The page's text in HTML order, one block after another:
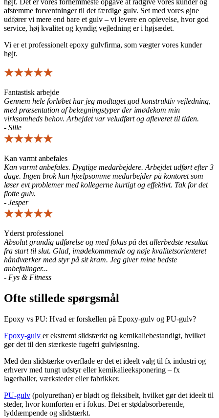
højt. Det er vores fornemmeste opgave at rådgive vores kunder og
afstemme forventninger til det færdige gulv. Set med vores øjne
udfører vi mere end bare et gulv – vi levere en oplevelse, hvor god
service, høj kvalitet og kyndig vejledning er i højsædet.
Vi er et professionelt epoxy gulvfirma, som vægter vores kunder
højt.
★★★★★
Fantastisk arbejde
Gennem hele forløbet har jeg modtaget god konstruktiv vejledning,
med præsentation af belægningstyper der imødekom min
virksomheds behov. Arbejdet var veludført og afleveret til tiden.
- Sille
★★★★★
Kan varmt anbefales
Kan varmt anbefales. Dygtige medarbejdere. Arbejdet udført efter 3
dage. Ingen brok kun hjælpsomme medarbejder på kontoret som
løser evt problemer med kollegerne hurtigt og effektivt. Tak for det
flotte gulv.
- Jesper
★★★★★
Yderst professionel
Absolut grundig udførelse og med fokus på det allerbedste resultat
fra start til slut. Glad, imødekommende og nøje kvalitetsorienteret
håndværker med styr på sit kram. Jeg giver mine bedste
anbefalinger...
- Fys & Fitness
Ofte stillede spørgsmål
Epoxy vs PU: Hvad er forskellen på Epoxy-gulv og PU-gulv?
Epoxy-gulv er ekstremt slidstærkt og kemikaliebestandigt, hvilket
gør det til den stærkeste fugefri gulvløsning.
Med den slidstærke overflade er det et ideelt valg til fx industri og
erhverv med tungt udstyr eller kemikalieeksponering – fx
lagerhaller, værksteder eller fabrikker.
PU-gulv (polyurethan) er blødt og fleksibelt, hvilket gør det ideelt til
steder, hvor komforten er i fokus. Det er stødabsorberende,
lyddæmpende og slidstærkt.